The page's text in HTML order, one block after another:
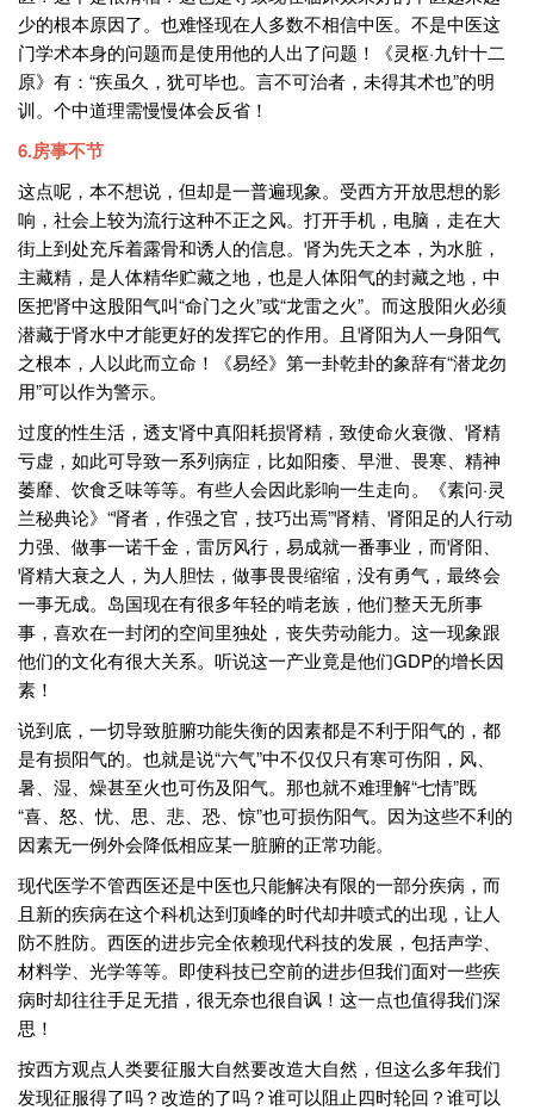
少的根本原因了。也难怪现在人多数不相信中医。不是中医这
门学术本身的问题而是使用他的人出了问题！《灵枢·九针十二
原》有：“疾虽久，犹可毕也。言不可治者，未得其术也”的明
训。个中道理需慢慢体会反省！
6.房事不节
这点呢，本不想说，但却是一普遍现象。受西方开放思想的影
响，社会上较为流行这种不正之风。打开手机，电脑，走在大
街上到处充斥着露骨和诱人的信息。肾为先天之本，为水脏，
主藏精，是人体精华贮藏之地，也是人体阳气的封藏之地，中
医把肾中这股阳气叫“命门之火”或“龙雷之火”。而这股阳火必须
潜藏于肾水中才能更好的发挥它的作用。且肾阳为人一身阳气
之根本，人以此而立命！《易经》第一卦乾卦的象辞有“潜龙勿
用”可以作为警示。
过度的性生活，透支肾中真阳耗损肾精，致使命火衰微、肾精
亏虚，如此可导致一系列病症，比如阳痿、早泄、畏寒、精神
萎靡、饮食乏味等等。有些人会因此影响一生走向。《素问·灵
兰秘典论》“肾者，作强之官，技巧出焉”肾精、肾阳足的人行动
力强、做事一诺千金，雷厉风行，易成就一番事业，而肾阳、
肾精大衰之人，为人胆怯，做事畏畏缩缩，没有勇气，最终会
一事无成。岛国现在有很多年轻的啃老族，他们整天无所事
事，喜欢在一封闭的空间里独处，丧失劳动能力。这一现象跟
他们的文化有很大关系。听说这一产业竟是他们GDP的增长因
素！
说到底，一切导致脏腑功能失衡的因素都是不利于阳气的，都
是有损阳气的。也就是说“六气”中不仅仅只有寒可伤阳，风、
暑、湿、燥甚至火也可伤及阳气。那也就不难理解“七情”既
“喜、怒、忧、思、悲、恐、惊”也可损伤阳气。因为这些不利的
因素无一例外会降低相应某一脏腑的正常功能。
现代医学不管西医还是中医也只能解决有限的一部分疾病，而
且新的疾病在这个科机达到顶峰的时代却井喷式的出现，让人
防不胜防。西医的进步完全依赖现代科技的发展，包括声学、
材料学、光学等等。即使科技已空前的进步但我们面对一些疾
病时却往往手足无措，很无奈也很自讽！这一点也值得我们深
思！
按西方观点人类要征服大自然要改造大自然，但这么多年我们
发现征服得了吗？改造的了吗？谁可以阻止四时轮回？谁可以